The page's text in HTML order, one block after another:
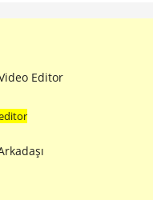
Editor